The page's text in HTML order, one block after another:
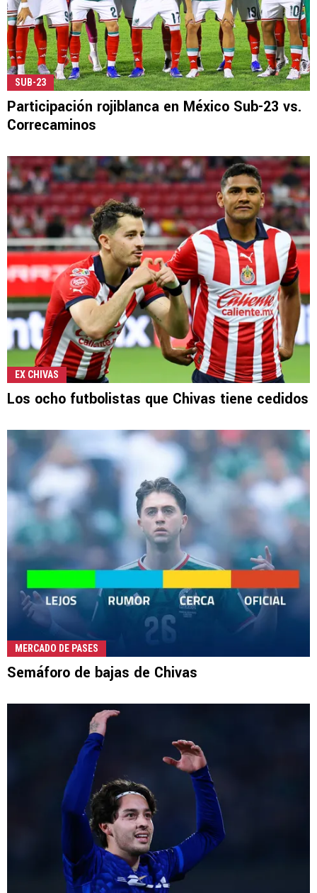
SUB-23
Participación rojiblanca en México Sub-23 vs.
Correcaminos
EX CHIVAS
Los ocho futbolistas que Chivas tiene cedidos
MERCADO DE PASES
Semáforo de bajas de Chivas